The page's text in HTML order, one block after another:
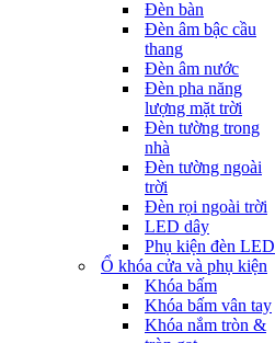
Đèn bàn
Đèn âm bậc cầu
thang
Đèn âm nước
Đèn pha năng
lượng mặt trời
Đèn tường trong
nhà
Đèn tường ngoài
trời
Đèn rọi ngoài trời
LED dây
Phụ kiện đèn LED
Ổ khóa cửa và phụ kiện
Khóa bấm
Khóa bấm vân tay
Khóa nắm tròn &